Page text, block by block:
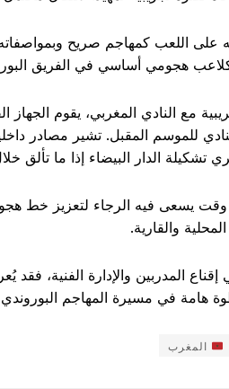
على اللعب كمهاجم صريح وبمواصفاته
هجومي أساسي في الفريق
مع النادي المغربي، يقوم الجهاز
للموسم المقبل. تشير مصادر
تشكيلة الدار البيضاء إذا ما تألق
وقت يسعى فيه الرجاء لتعزيز خط
والقارية.
إقناع المدربين والإدارة الفنية،
هامة في مسيرة المهاجم
المغرب